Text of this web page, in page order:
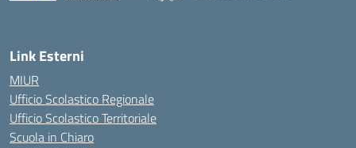
Link Esterni
MIUR
Ufficio Scolastico Regionale
Ufficio Scolastico Territoriale
Scuola in Chiaro